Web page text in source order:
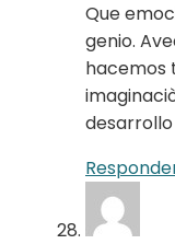
Que
genio.
hacemos